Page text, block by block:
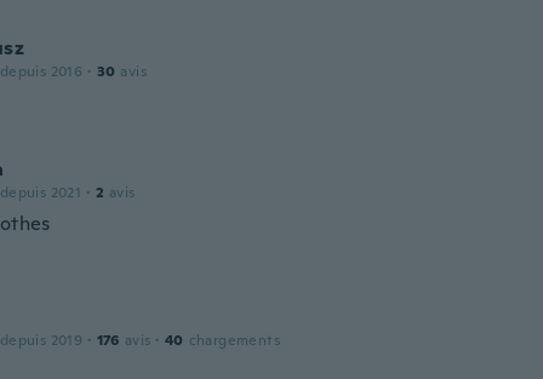
2016 · 30 avis
2021 · 2 avis
2019 · 176 avis · 40 chargements